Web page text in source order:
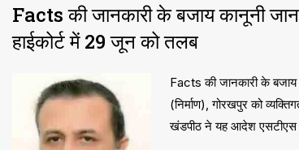
Facts की जानकारी के बजाय कानूनी
हाईकोर्ट में 29 जून को तलब
Facts की जानकारी के बजाय
(निर्माण), गोरखपुर को
खंडपीठ ने यह आदेश एसटीएस